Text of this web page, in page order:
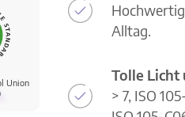
Union
Alltag.
Tolle Licht
> 7, ISO